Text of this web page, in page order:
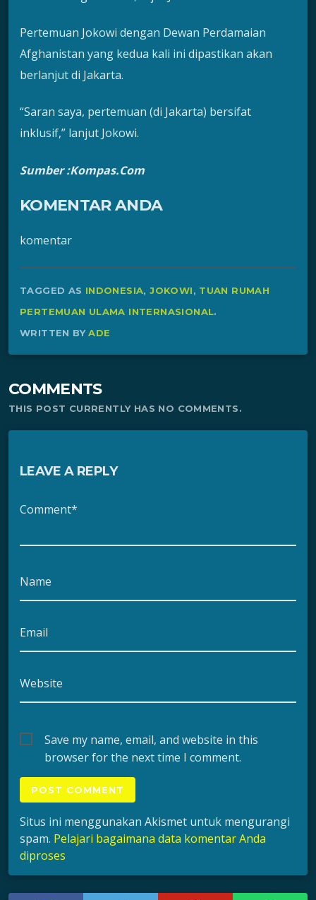
Pertemuan Jokowi dengan Dewan Perdamaian
Afghanistan yang kedua kali ini dipastikan akan
berlanjut di Jakarta.
“Saran saya, pertemuan (di Jakarta) bersifat
inklusif,” lanjut Jokowi.
Sumber :Kompas.Com
KOMENTAR ANDA
komentar
TAGGED AS INDONESIA,JOKOWI, TUAN RUMAH
PERTEMUAN ULAMA INTERNASIONAL.
WRITTEN BYADE
COMMENTS
THIS POST CURRENTLY HAS NO COMMENTS.
LEAVE A REPLY
Comment*
Name
Email
Website
Save my name, email, and website in this
browser for the next time I comment.
Situs ini menggunakan Akismet untuk mengurangi
spam. Pelajari bagaimana data komentar Anda
diproses